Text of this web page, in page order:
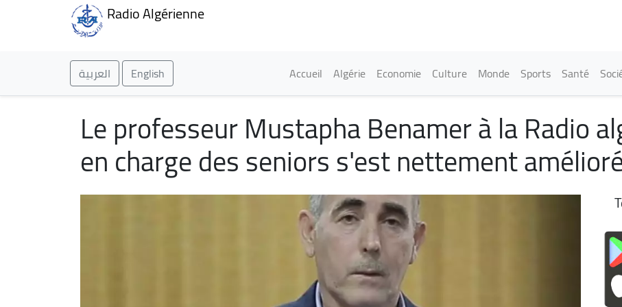
Radio Algérienne
العربية English Main navigation
Accueil Algérie Economie Culture Monde Sports Santé
Le professeur Mustapha Benamer à la Radio
en charge des seniors s'est nettement